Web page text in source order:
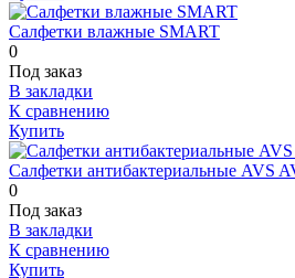
Салфетки влажные SMART
0
Под заказ
В закладки
К сравнению
Купить
Салфетки антибактериальные AVS
0
Под заказ
В закладки
К сравнению
Купить